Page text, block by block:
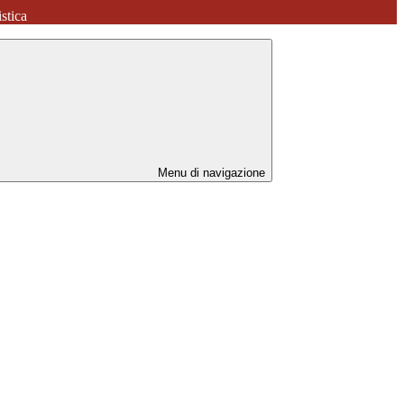
Menu di navigazione